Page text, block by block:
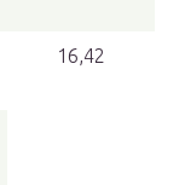
16,42